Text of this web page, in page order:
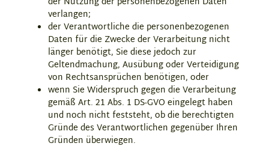
verlangen;
der Verantwortliche die personenbezogenen
Daten für die Zwecke der Verarbeitung nicht
länger benötigt, Sie diese jedoch zur
Geltendmachung, Ausübung oder Verteidigung
von Rechtsansprüchen benötigen, oder
wenn Sie Widerspruch gegen die Verarbeitung
gemäß Art. 21 Abs. 1 DS-GVO eingelegt haben
und noch nicht feststeht, ob die berechtigten
Gründe des Verantwortlichen gegenüber Ihren
Gründen überwiegen.